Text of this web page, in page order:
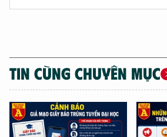
TIN CÙNG CHUYÊN MỤC
XIN CHÀO,
TÔI LÀ CHATBOT
Hãy hỏi tôi bất kỳ điều gì bạn